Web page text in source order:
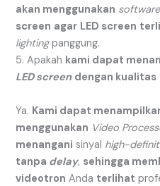
akan menggunakan software
screen agar LED screen
lightingpanggung.
5. Apakah kami dapat
LED screen dengan kualitas
Ya. Kami dapat
menggunakan Video
menangani sinyal high-
tanpa delay, sehingga
videotron Anda terlihat